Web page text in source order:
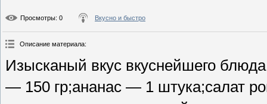
Просмотры: 0 Вкусно и быстро
Описание материала:
Изысканый вкус вкуснейшего
— 150 гр;ананас — 1 штука;салат